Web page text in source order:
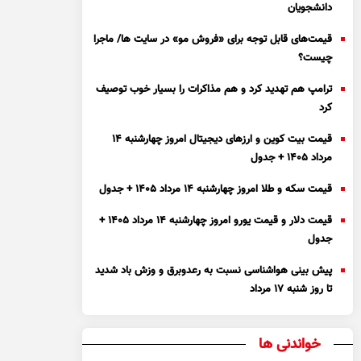
دانشجویان
قیمت‌های قابل توجه برای «فروش مو» در سایت ها/ ماجرا
چیست؟
ترامپ هم تهدید کرد و هم مذاکرات را بسیار خوب توصیف
کرد
قیمت بیت کوین و ارز‌های دیجیتال امروز چهارشنبه ۱۴
مرداد ۱۴۰۵ + جدول
قیمت سکه و طلا امروز چهارشنبه ۱۴ مرداد ۱۴۰۵ + جدول
قیمت دلار و قیمت یورو امروز چهارشنبه ۱۴ مرداد ۱۴۰۵ +
جدول
پیش بینی هواشناسی نسبت به رعدوبرق و وزش باد شدید
تا روز شنبه ۱۷ مرداد
خواندنی ها